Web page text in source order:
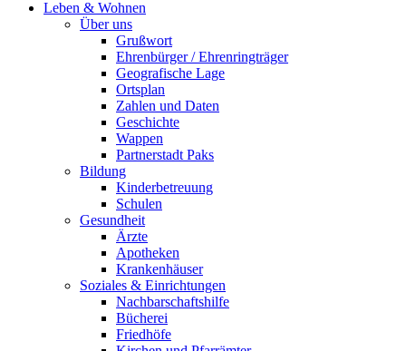
Leben & Wohnen
Über uns
Grußwort
Ehrenbürger / Ehrenringträger
Geografische Lage
Ortsplan
Zahlen und Daten
Geschichte
Wappen
Partnerstadt Paks
Bildung
Kinderbetreuung
Schulen
Gesundheit
Ärzte
Apotheken
Krankenhäuser
Soziales & Einrichtungen
Nachbarschaftshilfe
Bücherei
Friedhöfe